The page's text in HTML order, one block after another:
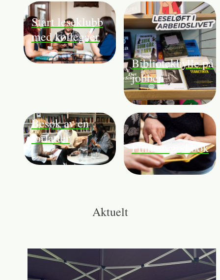
Start leseklubb
med kollegaer
Bibliotekhylle på
jobben
Besøk av en
forfatter
Finn en god bok
Aktuelt